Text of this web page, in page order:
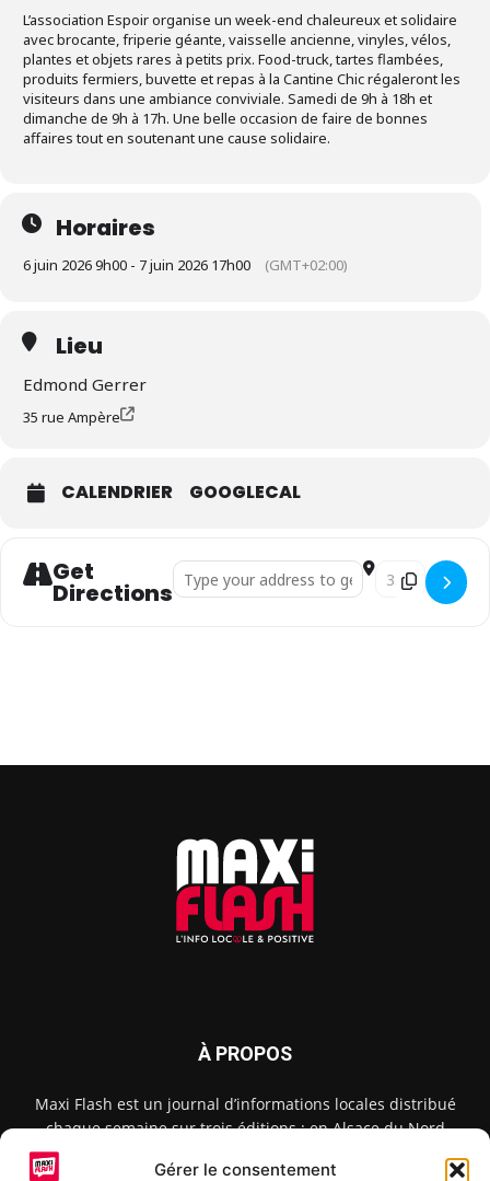
Gérer le consentement
L’association Espoir organise un week-end chaleureux et solidaire
avec brocante, friperie géante, vaisselle ancienne, vinyles, vélos,
plantes et objets rares à petits prix. Food-truck, tartes flambées,
produits fermiers, buvette et repas à la Cantine Chic régaleront les
visiteurs dans une ambiance conviviale. Samedi de 9h à 18h et
dimanche de 9h à 17h. Une belle occasion de faire de bonnes
affaires tout en soutenant une cause solidaire.
Horaires
6 juin 2026 9h00 - 7 juin 2026 17h00 (GMT+02:00)
Lieu
Edmond Gerrer
35 rue Ampère
CALENDRIER GOOGLECAL
Get
Directions
Address - Fête de l’amitié 2026 []Destination
À PROPOS
Maxi Flash est un journal d’informations locales distribué
chaque semaine sur trois éditions : en Alsace du Nord
depuis 2015, dans les secteurs d’Obernai-Molsheim-Erstein
depuis 2022, et à Colmar, Vignoble et Plaine depuis 2023.